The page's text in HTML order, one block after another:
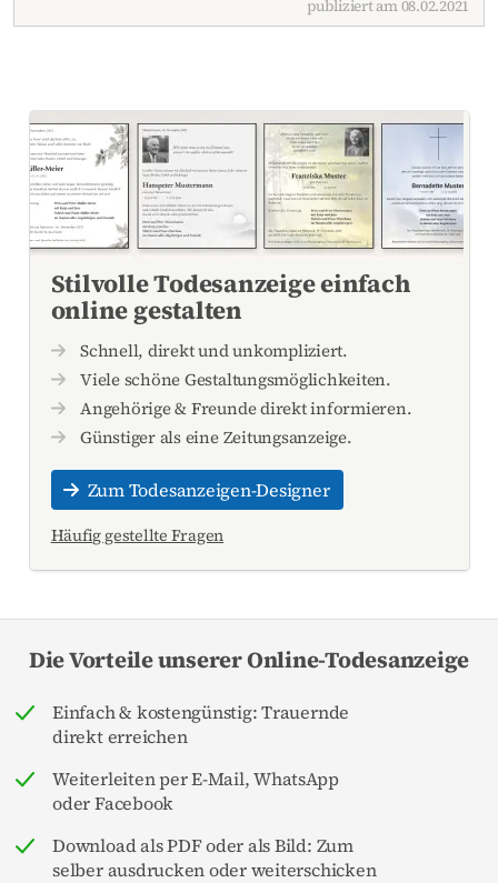
publiziert am 08.02.2021
Stilvolle Todesanzeige einfach
online gestalten
Schnell, direkt und unkompliziert.
Viele schöne Gestaltungsmöglichkeiten.
Angehörige & Freunde direkt informieren.
Günstiger als eine Zeitungsanzeige.
Zum Todesanzeigen-Designer
Häufig gestellte Fragen
Die Vorteile unserer Online-Todesanzeige
Einfach & kostengünstig: Trauernde
direkt erreichen
Weiterleiten per E-Mail, WhatsApp
oder Facebook
Download als PDF oder als Bild: Zum
selber ausdrucken oder weiterschicken